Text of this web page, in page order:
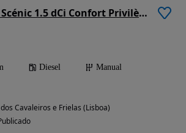
Renault Grand Scénic 1.5 dCi Confort Privilège
Diesel
Manual
Cavaleiros e Frielas (Lisboa)